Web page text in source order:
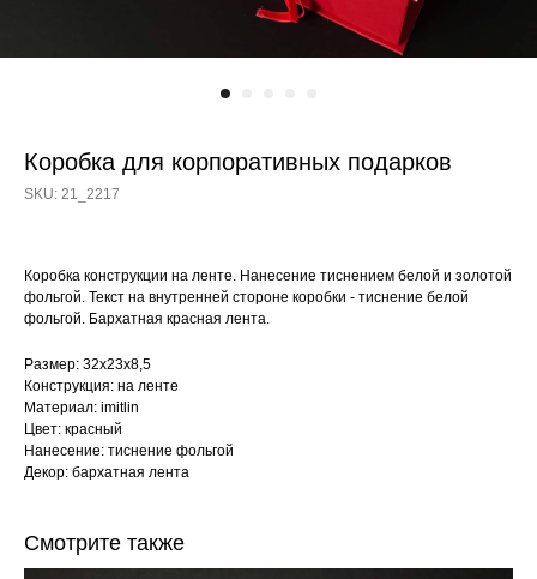
Коробка для корпоративных подарков
SKU: 21_2217
Коробка конструкции на ленте. Нанесение тиснением белой и золотой
фольгой. Текст на внутренней стороне коробки - тиснение белой
фольгой. Бархатная красная лента.
Размер: 32х23х8,5
Конструкция: на ленте
Материал: imitlin
Цвет: красный
Нанесение: тиснение фольгой
Декор: бархатная лента
Смотрите также